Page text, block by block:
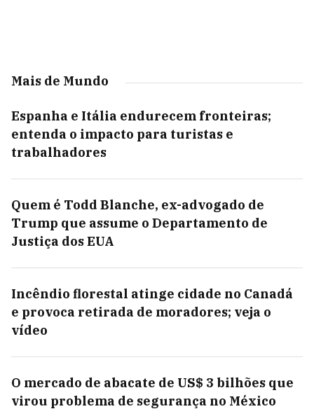
Mais de Mundo
Espanha e Itália endurecem fronteiras;
entenda o impacto para turistas e
trabalhadores
Quem é Todd Blanche, ex-advogado de
Trump que assume o Departamento de
Justiça dos EUA
Incêndio florestal atinge cidade no Canadá
e provoca retirada de moradores; veja o
vídeo
O mercado de abacate de US$ 3 bilhões que
virou problema de segurança no México